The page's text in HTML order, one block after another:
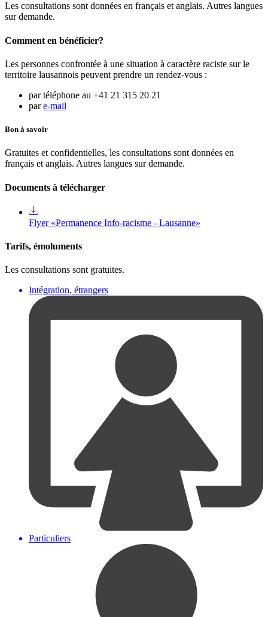
Les consultations sont données en français et anglais. Autres langues
sur demande.
Comment en bénéficier?
Les personnes confrontée à une situation à caractère raciste sur le
territoire lausannois peuvent prendre un rendez-vous :
par téléphone au +41 21 315 20 21
pare-mail
Bon à savoir
Gratuites et confidentielles, les consultations sont données en
français et anglais. Autres langues sur demande.
Documents à télécharger
Flyer «Permanence Info-racisme - Lausanne»
Tarifs, émoluments
Les consultations sont gratuites.
Intégration, étrangers
Particuliers